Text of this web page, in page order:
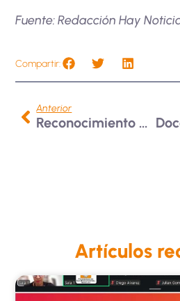
Fuente: Redacción Hay
Compartir:
Anterior
Reconocimiento A La Excelencia Académica
Artículos